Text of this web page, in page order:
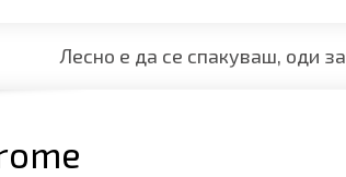
Лесно е да се спакуваш, оди